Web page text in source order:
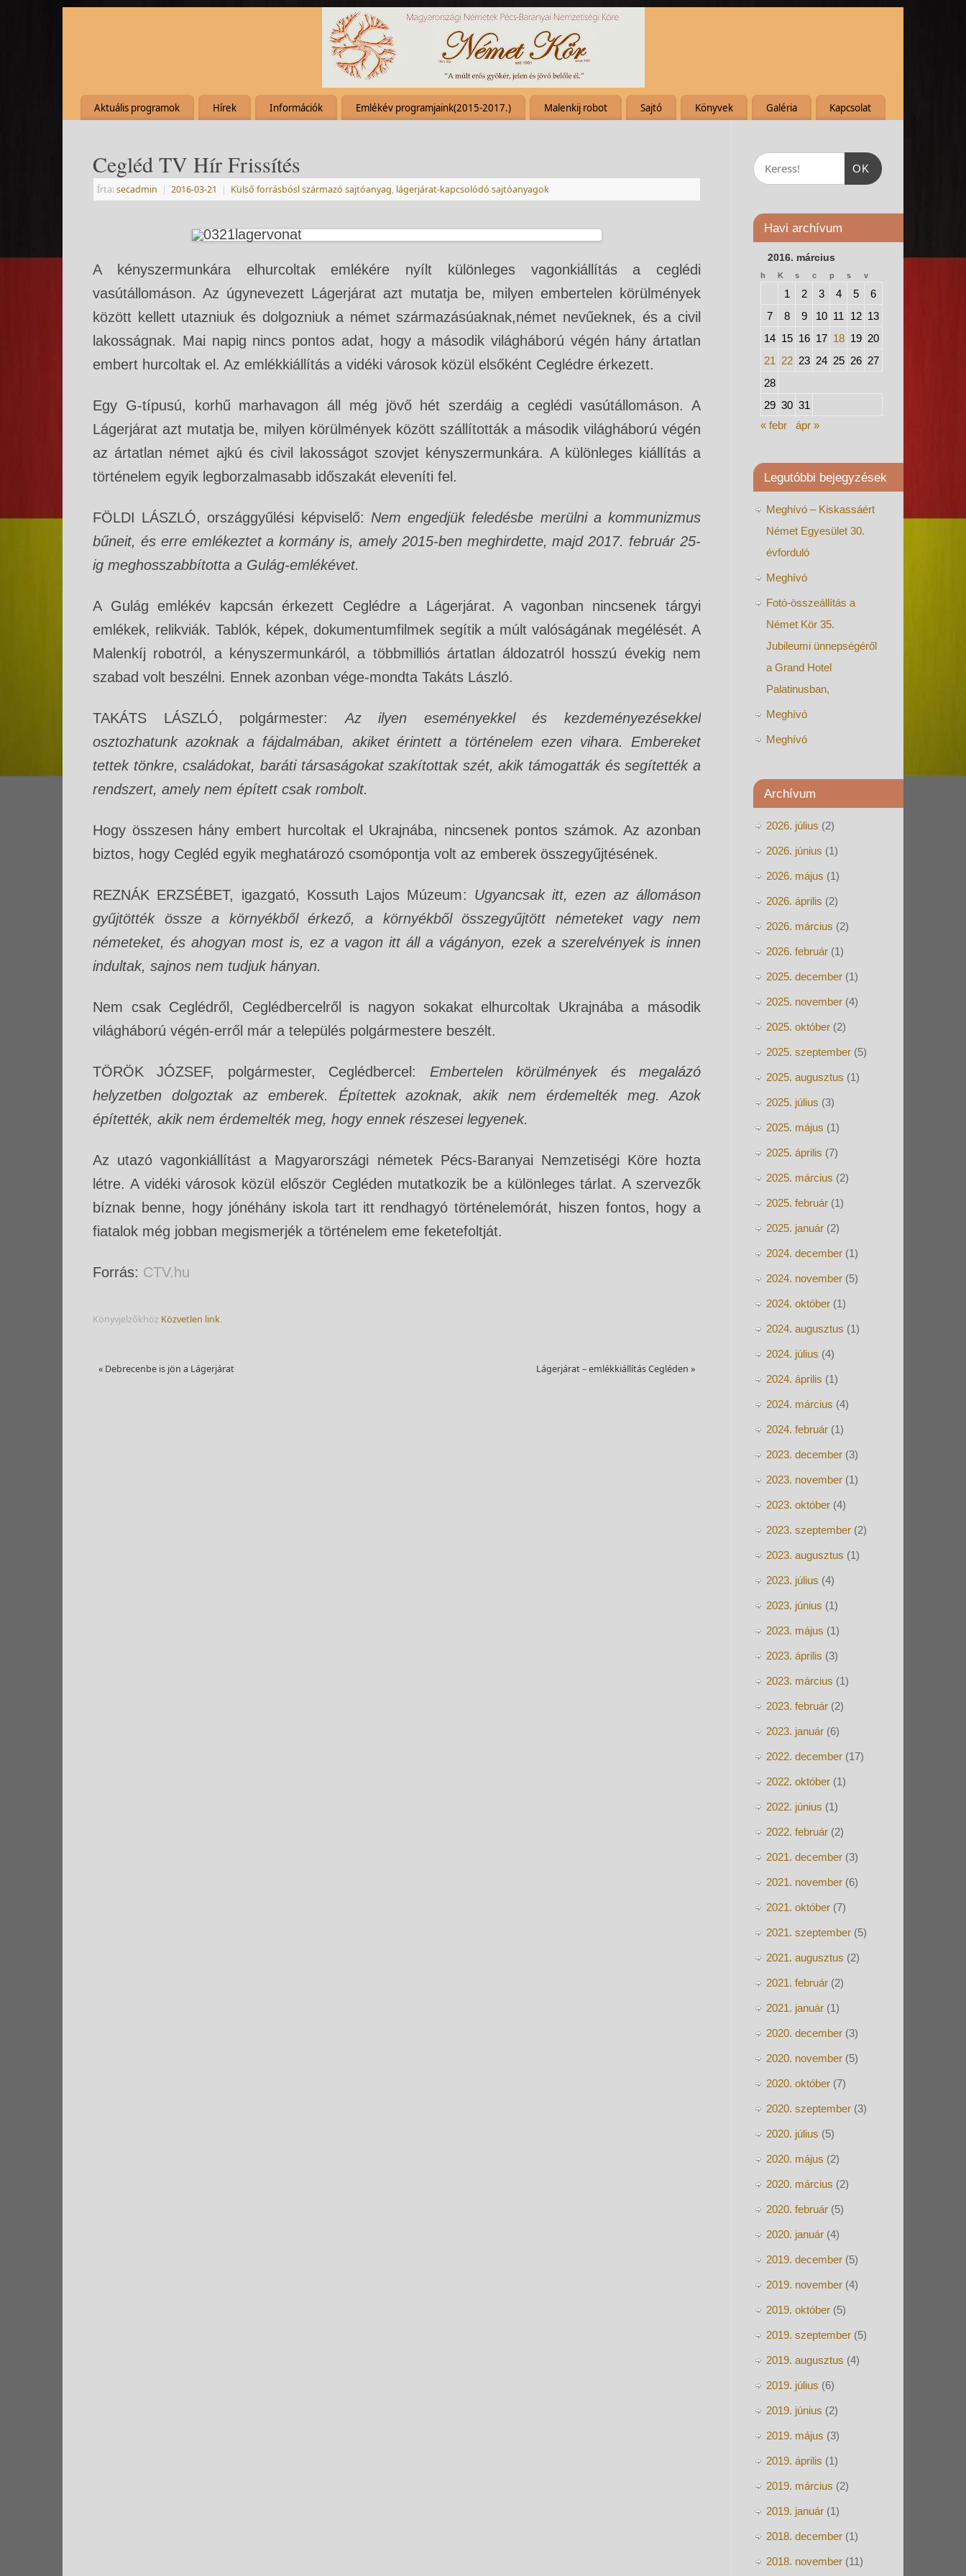
Aktuális programok Hírek Információk Emlékév programjaink(2015-2017.) Malenkij robot Sajtó Könyvek Galéria Kapcsolat
Cegléd TV Hír Frissítés
Írta:secadmin | 2016-03-21 | Külső forrásbósl származó sajtóanyag, lágerjárat-kapcsolódó sajtóanyagok
A kényszermunkára elhurcoltak emlékére nyílt különleges vagonkiállítás a ceglédi
vasútállomáson. Az úgynevezett Lágerjárat azt mutatja be, milyen embertelen körülmények
között kellett utazniuk és dolgozniuk a német származásúaknak,német nevűeknek, és a civil
lakosságnak. Mai napig nincs pontos adat, hogy a második világháború végén hány ártatlan
embert hurcoltak el. Az emlékkiállítás a vidéki városok közül elsőként Ceglédre érkezett.
Egy G-típusú, korhű marhavagon áll még jövő hét szerdáig a ceglédi vasútállomáson. A
Lágerjárat azt mutatja be, milyen körülmények között szállították a második világháború végén
az ártatlan német ajkú és civil lakosságot szovjet kényszermunkára. A különleges kiállítás a
történelem egyik legborzalmasabb időszakát eleveníti fel.
FÖLDI LÁSZLÓ, országgyűlési képviselő: Nem engedjük feledésbe merülni a kommunizmus
bűneit, és erre emlékeztet a kormány is, amely 2015-ben meghirdette, majd 2017. február 25-
ig meghosszabbította a Gulág-emlékévet.
A Gulág emlékév kapcsán érkezett Ceglédre a Lágerjárat. A vagonban nincsenek tárgyi
emlékek, relikviák. Tablók, képek, dokumentumfilmek segítik a múlt valóságának megélését. A
Malenkíj robotról, a kényszermunkáról, a többmilliós ártatlan áldozatról hosszú évekig nem
szabad volt beszélni. Ennek azonban vége-mondta Takáts László.
TAKÁTS LÁSZLÓ, polgármester: Az ilyen eseményekkel és kezdeményezésekkel
osztozhatunk azoknak a fájdalmában, akiket érintett a történelem ezen vihara. Embereket
tettek tönkre, családokat, baráti társaságokat szakítottak szét, akik támogatták és segítették a
rendszert, amely nem épített csak rombolt.
Hogy összesen hány embert hurcoltak el Ukrajnába, nincsenek pontos számok. Az azonban
biztos, hogy Cegléd egyik meghatározó csomópontja volt az emberek összegyűjtésének.
REZNÁK ERZSÉBET, igazgató, Kossuth Lajos Múzeum: Ugyancsak itt, ezen az állomáson
gyűjtötték össze a környékből érkező, a környékből összegyűjtött németeket vagy nem
németeket, és ahogyan most is, ez a vagon itt áll a vágányon, ezek a szerelvények is innen
indultak, sajnos nem tudjuk hányan.
Nem csak Ceglédről, Ceglédbercelről is nagyon sokakat elhurcoltak Ukrajnába a második
világháború végén-erről már a település polgármestere beszélt.
TÖRÖK JÓZSEF, polgármester, Ceglédbercel: Embertelen körülmények és megalázó
helyzetben dolgoztak az emberek. Építettek azoknak, akik nem érdemelték meg. Azok
építették, akik nem érdemelték meg, hogy ennek részesei legyenek.
Az utazó vagonkiállítást a Magyarországi németek Pécs-Baranyai Nemzetiségi Köre hozta
létre. A vidéki városok közül először Cegléden mutatkozik be a különleges tárlat. A szervezők
bíznak benne, hogy jónéhány iskola tart itt rendhagyó történelemórát, hiszen fontos, hogy a
fiatalok még jobban megismerjék a történelem eme feketefoltját.
Forrás: CTV.hu
Könyvjelzőkhöz Közvetlen link.
« Debrecenbe is jön a Lágerjárat Lágerjárat – emlékkiállítás Cegléden »
OK
Havi archívum
2016. március
h K s c p s v
1 2 3 4 5
6
7
8 9 10 11 12 13
14 15 16 17 18 19 20
21 22 23 24 25 26 27
28
29 30 31
« febr
ápr »
Legutóbbi bejegyzések
Meghívó – Kiskassáért
Német Egyesület 30.
évforduló
Meghívó
Fotó-összeállítás a
Német Kör 35.
Jubileumi ünnepségéről
a Grand Hotel
Palatinusban,
Meghívó
Meghívó
Archívum
2026. július (2)
2026. június (1)
2026. május (1)
2026. április (2)
2026. március (2)
2026. február (1)
2025. december (1)
2025. november (4)
2025. október (2)
2025. szeptember (5)
2025. augusztus (1)
2025. július (3)
2025. május (1)
2025. április (7)
2025. március (2)
2025. február (1)
2025. január (2)
2024. december (1)
2024. november (5)
2024. október (1)
2024. augusztus (1)
2024. július (4)
2024. április (1)
2024. március (4)
2024. február (1)
2023. december (3)
2023. november (1)
2023. október (4)
2023. szeptember (2)
2023. augusztus (1)
2023. július (4)
2023. június (1)
2023. május (1)
2023. április (3)
2023. március (1)
2023. február (2)
2023. január (6)
2022. december (17)
2022. október (1)
2022. június (1)
2022. február (2)
2021. december (3)
2021. november (6)
2021. október (7)
2021. szeptember (5)
2021. augusztus (2)
2021. február (2)
2021. január (1)
2020. december (3)
2020. november (5)
2020. október (7)
2020. szeptember (3)
2020. július (5)
2020. május (2)
2020. március (2)
2020. február (5)
2020. január (4)
2019. december (5)
2019. november (4)
2019. október (5)
2019. szeptember (5)
2019. augusztus (4)
2019. július (6)
2019. június (2)
2019. május (3)
2019. április (1)
2019. március (2)
2019. január (1)
2018. december (1)
2018. november (11)